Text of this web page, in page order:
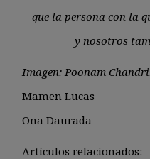
que la persona con la
y nosotros
Imagen: Poonam
Mamen Lucas
Ona Daurada
Artículos relacionados: